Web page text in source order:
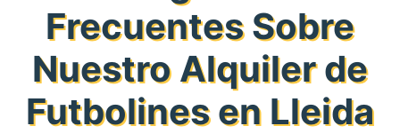
Frecuentes Sobre
Nuestro Alquiler de
Futbolines en Lleida